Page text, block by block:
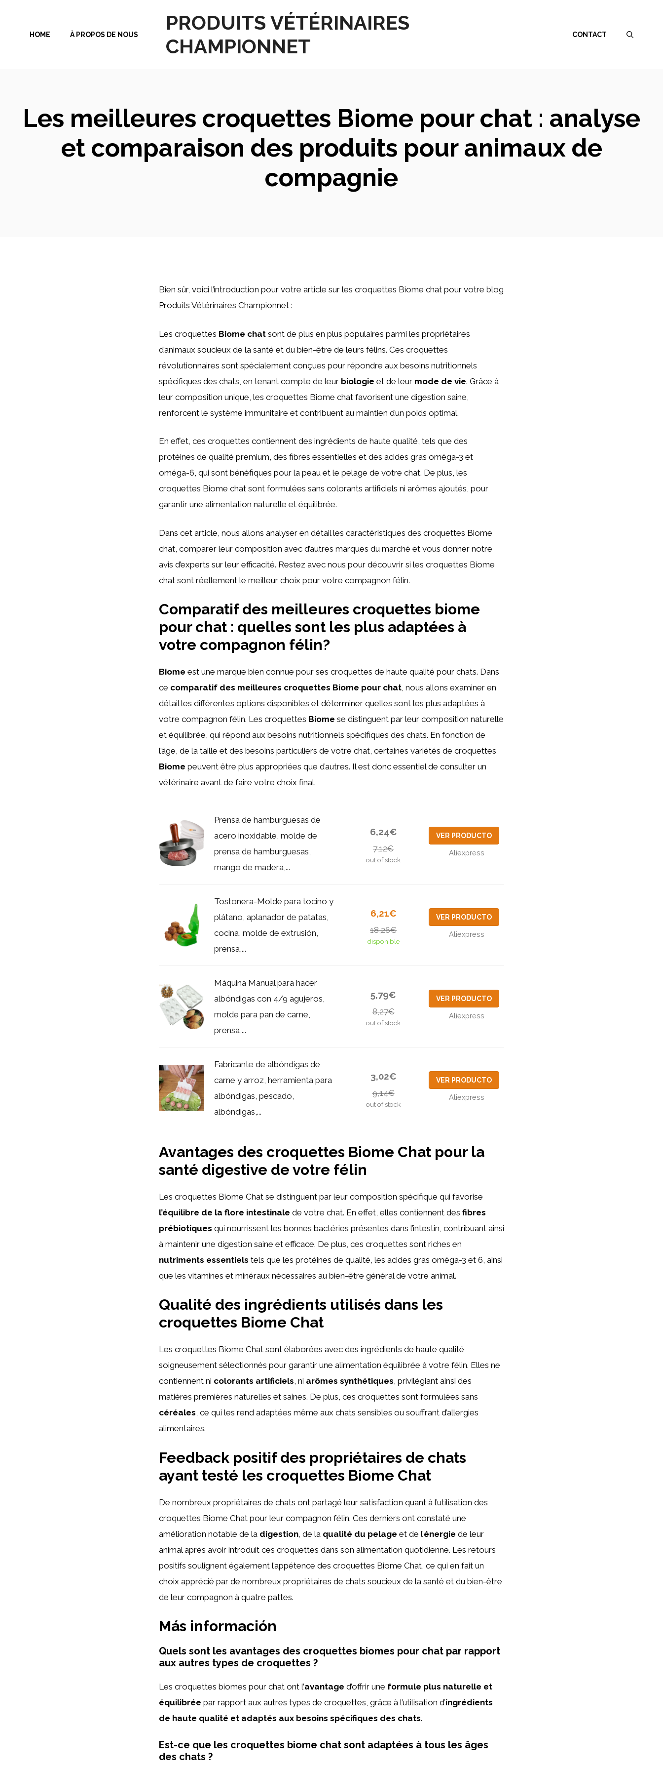
contenu
PRODUITS VÉTÉRINAIRES
CHAMPIONNET
HOME À PROPOS DE NOUS CONTACT
Les meilleures croquettes Biome pour chat : analyse
et comparaison des produits pour animaux de
compagnie
Bien sûr, voici l’introduction pour votre article sur les croquettes Biome chat pour votre blog
Produits Vétérinaires Championnet :
Les croquettes Biome chat sont de plus en plus populaires parmi les propriétaires
d’animaux soucieux de la santé et du bien-être de leurs félins. Ces croquettes
révolutionnaires sont spécialement conçues pour répondre aux besoins nutritionnels
spécifiques des chats, en tenant compte de leur biologie et de leur mode de vie. Grâce à
leur composition unique, les croquettes Biome chat favorisent une digestion saine,
renforcent le système immunitaire et contribuent au maintien d’un poids optimal.
En effet, ces croquettes contiennent des ingrédients de haute qualité, tels que des
protéines de qualité premium, des fibres essentielles et des acides gras oméga-3 et
oméga-6, qui sont bénéfiques pour la peau et le pelage de votre chat. De plus, les
croquettes Biome chat sont formulées sans colorants artificiels ni arômes ajoutés, pour
garantir une alimentation naturelle et équilibrée.
Dans cet article, nous allons analyser en détail les caractéristiques des croquettes Biome
chat, comparer leur composition avec d’autres marques du marché et vous donner notre
avis d’experts sur leur efficacité. Restez avec nous pour découvrir si les croquettes Biome
chat sont réellement le meilleur choix pour votre compagnon félin.
Comparatif des meilleures croquettes biome
pour chat : quelles sont les plus adaptées à
votre compagnon félin?
Biome est une marque bien connue pour ses croquettes de haute qualité pour chats. Dans
ce comparatif des meilleures croquettes Biome pour chat, nous allons examiner en
détail les différentes options disponibles et déterminer quelles sont les plus adaptées à
votre compagnon félin. Les croquettes Biome se distinguent par leur composition naturelle
et équilibrée, qui répond aux besoins nutritionnels spécifiques des chats. En fonction de
l’âge, de la taille et des besoins particuliers de votre chat, certaines variétés de croquettes
Biome peuvent être plus appropriées que d’autres. Il est donc essentiel de consulter un
vétérinaire avant de faire votre choix final.
Prensa de hamburguesas de
acero inoxidable, molde de
prensa de hamburguesas,
mango de madera,...
6,24€
7,12€
out of stock
VER PRODUCTO
Aliexpress
Tostonera-Molde para tocino y
plátano, aplanador de patatas,
cocina, molde de extrusión,
prensa,...
6,21€
18,26€
disponible
VER PRODUCTO
Aliexpress
Máquina Manual para hacer
albóndigas con 4/9 agujeros,
molde para pan de carne,
prensa,...
5,79€
8,27€
out of stock
VER PRODUCTO
Aliexpress
Fabricante de albóndigas de
carne y arroz, herramienta para
albóndigas, pescado,
albóndigas,...
3,02€
9,14€
out of stock
VER PRODUCTO
Aliexpress
Avantages des croquettes Biome Chat pour la
santé digestive de votre félin
Les croquettes Biome Chat se distinguent par leur composition spécifique qui favorise
l’équilibre de la flore intestinale de votre chat. En effet, elles contiennent des fibres
prébiotiques qui nourrissent les bonnes bactéries présentes dans l’intestin, contribuant ainsi
à maintenir une digestion saine et efficace. De plus, ces croquettes sont riches en
nutriments essentiels tels que les protéines de qualité, les acides gras oméga-3 et 6, ainsi
que les vitamines et minéraux nécessaires au bien-être général de votre animal.
Qualité des ingrédients utilisés dans les
croquettes Biome Chat
Les croquettes Biome Chat sont élaborées avec des ingrédients de haute qualité
soigneusement sélectionnés pour garantir une alimentation équilibrée à votre félin. Elles ne
contiennent ni colorants artificiels, ni arômes synthétiques, privilégiant ainsi des
matières premières naturelles et saines. De plus, ces croquettes sont formulées sans
céréales, ce qui les rend adaptées même aux chats sensibles ou souffrant d’allergies
alimentaires.
Feedback positif des propriétaires de chats
ayant testé les croquettes Biome Chat
De nombreux propriétaires de chats ont partagé leur satisfaction quant à l’utilisation des
croquettes Biome Chat pour leur compagnon félin. Ces derniers ont constaté une
amélioration notable de la digestion , de la qualité du pelage et de l’énergie de leur
animal après avoir introduit ces croquettes dans son alimentation quotidienne. Les retours
positifs soulignent également l’appétence des croquettes Biome Chat, ce qui en fait un
choix apprécié par de nombreux propriétaires de chats soucieux de la santé et du bien-être
de leur compagnon à quatre pattes.
Más información
Quels sont les avantages des croquettes biomes pour chat par rapport
aux autres types de croquettes ?
Les croquettes biomes pour chat ont l’avantage d’offrir une formule plus naturelle et
équilibrée par rapport aux autres types de croquettes, grâce à l’utilisation d’ingrédients
de haute qualité et adaptés aux besoins spécifiques des chats.
Est-ce que les croquettes biome chat sont adaptées à tous les âges
des chats ?